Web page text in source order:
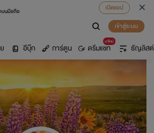
บนมือถือ
เปิดแอป
เข้าสู่ระบบ
อีบุ๊ก การ์ตูน
มาใหม่
ดรีมแชท ธัญลิสต์